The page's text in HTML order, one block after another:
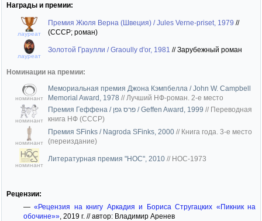
Награды и премии:
лауреат
Премия Жюля Верна (Швеция) / Jules Verne-priset, 1979 //
(СССР; роман)
лауреат
Золотой Граулли / Graoully d'or, 1981 //Зарубежный роман
Номинации на премии:
номинант
Мемориальная премия Джона Кэмпбелла / John W. Campbell
Memorial Award, 1978 // Лучший НФ-роман. 2-е место
номинант
Премия Геффена / פרס גפן / Geffen Award, 1999 // Переводная
книга НФ (СССР)
номинант
Премия SFinks / Nagroda SFinks, 2000 // Книга года. 3-е место
(переиздание)
номинант
Литературная премия "НОС", 2010 // НОС-1973
Рецензии:
—«Рецензия на книгу Аркадия и Бориса Стругацких «Пикник на
обочине»», 2019 г. // автор: Владимир Аренев